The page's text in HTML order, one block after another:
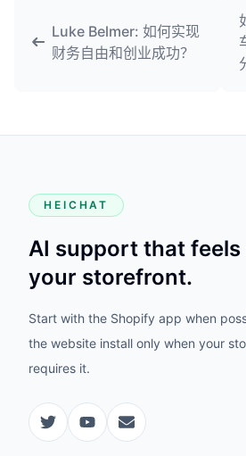
Luke Belmer: 如何实现
财务自由和创业成功？
HEICHAT
AI support that
your storefront.
Start with the Shopify app when
the website install only when your
requires it.